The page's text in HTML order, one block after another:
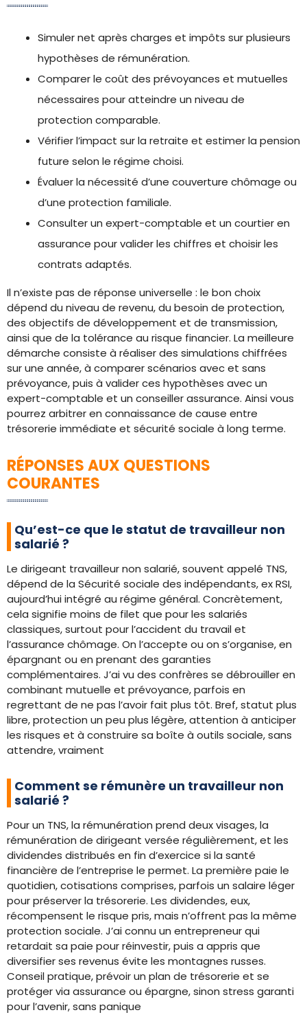
Simuler net après charges et impôts sur plusieurs
hypothèses de rémunération.
Comparer le coût des prévoyances et mutuelles
nécessaires pour atteindre un niveau de
protection comparable.
Vérifier l’impact sur la retraite et estimer la pension
future selon le régime choisi.
Évaluer la nécessité d’une couverture chômage ou
d’une protection familiale.
Consulter un expert-comptable et un courtier en
assurance pour valider les chiffres et choisir les
contrats adaptés.
Il n’existe pas de réponse universelle : le bon choix
dépend du niveau de revenu, du besoin de protection,
des objectifs de développement et de transmission,
ainsi que de la tolérance au risque financier. La meilleure
démarche consiste à réaliser des simulations chiffrées
sur une année, à comparer scénarios avec et sans
prévoyance, puis à valider ces hypothèses avec un
expert-comptable et un conseiller assurance. Ainsi vous
pourrez arbitrer en connaissance de cause entre
trésorerie immédiate et sécurité sociale à long terme.
RÉPONSES AUX QUESTIONS
COURANTES
Qu’est-ce que le statut de travailleur non
salarié ?
Le dirigeant travailleur non salarié, souvent appelé TNS,
dépend de la Sécurité sociale des indépendants, ex RSI,
aujourd’hui intégré au régime général. Concrètement,
cela signifie moins de filet que pour les salariés
classiques, surtout pour l’accident du travail et
l’assurance chômage. On l’accepte ou on s’organise, en
épargnant ou en prenant des garanties
complémentaires. J’ai vu des confrères se débrouiller en
combinant mutuelle et prévoyance, parfois en
regrettant de ne pas l’avoir fait plus tôt. Bref, statut plus
libre, protection un peu plus légère, attention à anticiper
les risques et à construire sa boîte à outils sociale, sans
attendre, vraiment
Comment se rémunère un travailleur non
salarié ?
Pour un TNS, la rémunération prend deux visages, la
rémunération de dirigeant versée régulièrement, et les
dividendes distribués en fin d’exercice si la santé
financière de l’entreprise le permet. La première paie le
quotidien, cotisations comprises, parfois un salaire léger
pour préserver la trésorerie. Les dividendes, eux,
récompensent le risque pris, mais n’offrent pas la même
protection sociale. J’ai connu un entrepreneur qui
retardait sa paie pour réinvestir, puis a appris que
diversifier ses revenus évite les montagnes russes.
Conseil pratique, prévoir un plan de trésorerie et se
protéger via assurance ou épargne, sinon stress garanti
pour l’avenir, sans panique